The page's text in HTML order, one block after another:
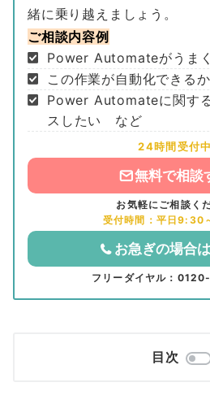
緒に乗り越えましょう。
ご相談内容例
Power Automateがうま
この作業が自動化できる
Power Automateに関す
スしたい など
24時間受付中
無料で相談
お気軽にご相談く
受付時間：平日9:30
お急ぎの場合
フリーダイヤル：
目次